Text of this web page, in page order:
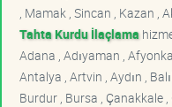
, Mamak , Sincan , Kazan ,
Tahta Kurdu İlaçlama
Adana , Adıyaman ,
Antalya , Artvin , Aydın ,
Burdur , Bursa , Çanakkale ,